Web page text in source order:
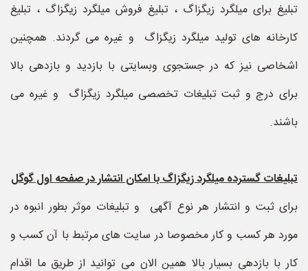
تبلیغ برای میلگرد زیگزاگ ، تبلیغ فروش میلگرد زیگزاگ ، تبلیغ
کارخانه های تولید میلگرد زیگزاگ و غیره می گردند. همچنین
اشخاصی نیز که در جستجوی وبسایتی با بازدید و بازدهی بالا
برای درج و ثبت تبلیغات تخصصی میلگرد زیگزاگ و غیره می
باشند.
تبلیغات گسترده میلگرد زیگزاگ با امکان انتشار در صفحه اول گوگل
برای ثبت و انتشار هر نوع آگهی و تبلیغات موثر بطور انبوه در
مورد هر کسب و کار مخصوصا در سایت های مرتبط با آن کسب و
کار با بازدهی بسیار بالا همین الان می توانید از طریق ما اقدام